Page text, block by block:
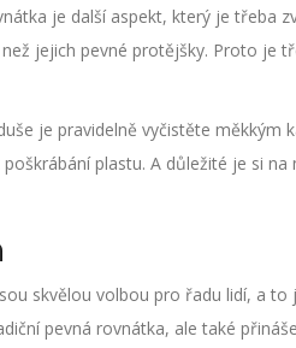
je další aspekt, který je třeba
jejich pevné protějšky. Proto je
je pravidelně vyčistěte
plastu. A důležité je si
skvělou volbou pro řadu lidí, a
pevná rovnátka, ale také